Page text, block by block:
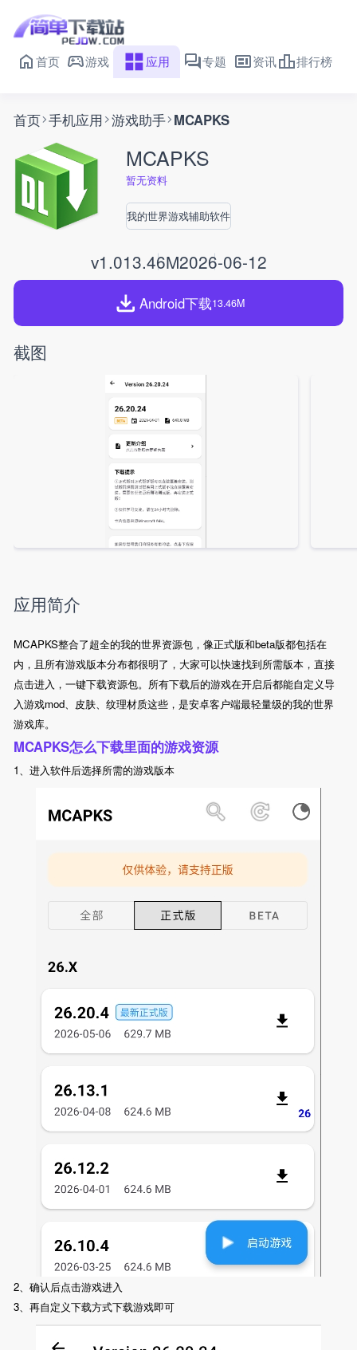
首页 游戏 应用 专题 资讯 排行榜
首页 手机应用 游戏助手 MCAPKS
MCAPKS
暂无资料
我的世界游戏辅助软件
v1.013.46M2026-06-12
Android下载13.46M
截图
应用简介
MCAPKS整合了超全的我的世界资源包，像正式版和beta版都包括在
内，且所有游戏版本分布都很明了，大家可以快速找到所需版本，直接
点击进入，一键下载资源包。所有下载后的游戏在开启后都能自定义导
入游戏mod、皮肤、纹理材质这些，是安卓客户端最轻量级的我的世界
游戏库。
MCAPKS怎么下载里面的游戏资源
1、进入软件后选择所需的游戏版本
2、确认后点击游戏进入
3、再自定义下载方式下载游戏即可